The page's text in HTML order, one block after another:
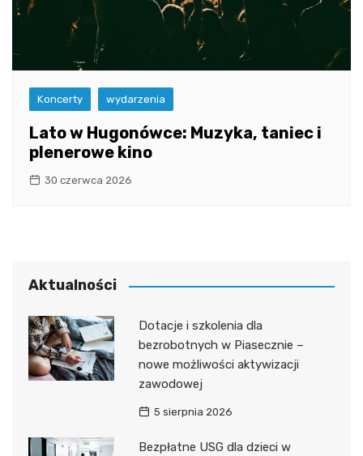
Koncerty wydarzenia
Lato w Hugonówce: Muzyka, taniec i
plenerowe kino
30 czerwca 2026
Aktualności
Dotacje i szkolenia dla
bezrobotnych w Piasecznie –
nowe możliwości aktywizacji
zawodowej
5 sierpnia 2026
Bezpłatne USG dla dzieci w